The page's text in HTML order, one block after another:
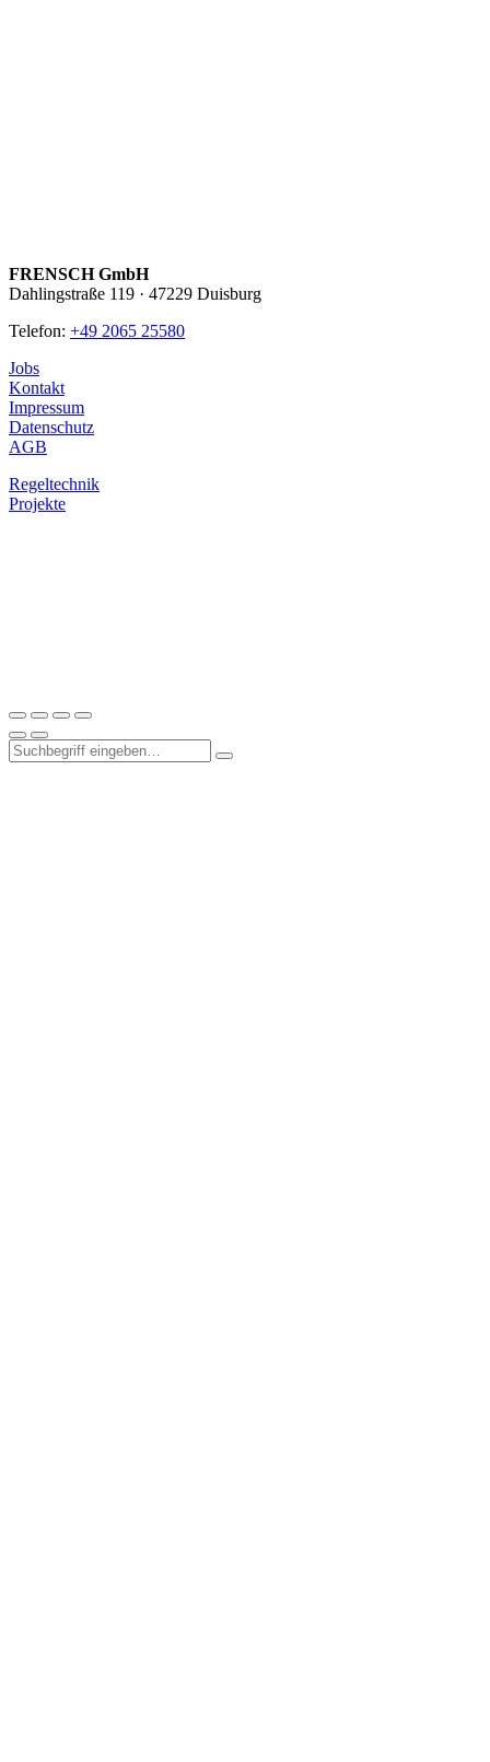
FRENSCH GmbH
Dahlingstraße 119 · 47229 Duisburg
Telefon: +49 2065 25580
Jobs
Kontakt
Impressum
Datenschutz
AGB
Regeltechnik
Projekte